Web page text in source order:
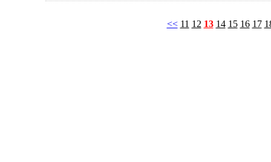
<< 11 12 13 14 15 16 17